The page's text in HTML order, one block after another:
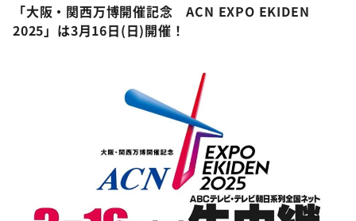
「大阪・関西万博開催記念 ACN EXPO EKIDEN
2025」は3月16日(日)開催！